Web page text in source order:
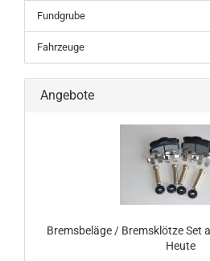
Fundgrube
Fahrzeuge
Angebote
Bremsbeläge / Bremsklötze Set
Heute